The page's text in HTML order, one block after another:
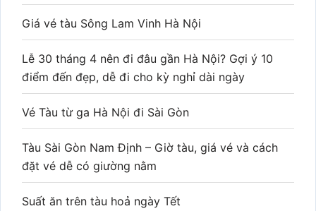
Giá vé tàu Sông Lam Vinh Hà Nội
Lễ 30 tháng 4 nên đi đâu gần Hà Nội? Gợi ý 10
điểm đến đẹp, dễ đi cho kỳ nghỉ dài ngày
Vé Tàu từ ga Hà Nội đi Sài Gòn
Tàu Sài Gòn Nam Định – Giờ tàu, giá vé và cách
đặt vé dễ có giường nằm
Suất ăn trên tàu hoả ngày Tết